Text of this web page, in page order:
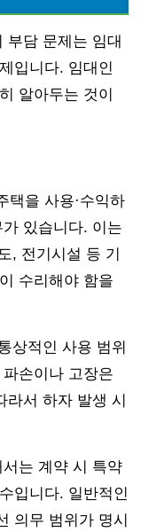
부담 문제는 임대
입니다. 임대인
알아두는 것이
택을 사용·수익하
있습니다. 이는
, 전기시설 등 기
수리해야 함을
상적인 사용 범위
손이나 고장은
라서 하자 발생 시
는 계약 시 특약
입니다. 일반적인
의무 범위가 명시